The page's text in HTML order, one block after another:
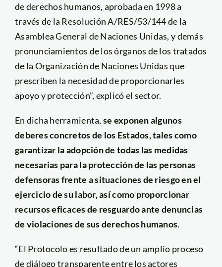
de derechos humanos, aprobada en 1998 a
través de la Resolución A/RES/53/144 de la
Asamblea General de Naciones Unidas, y demás
pronunciamientos de los órganos de los tratados
de la Organización de Naciones Unidas que
prescriben la necesidad de proporcionarles
apoyo y protección”, explicó el sector.
En dicha herramienta, se exponen algunos
deberes concretos de los Estados, tales como
garantizar la adopción de todas las medidas
necesarias para la protección de las personas
defensoras frente a situaciones de riesgo en el
ejercicio de su labor, así como proporcionar
recursos eficaces de resguardo ante denuncias
de violaciones de sus derechos humanos.
“El Protocolo es resultado de un amplio proceso
de diálogo transparente entre los actores